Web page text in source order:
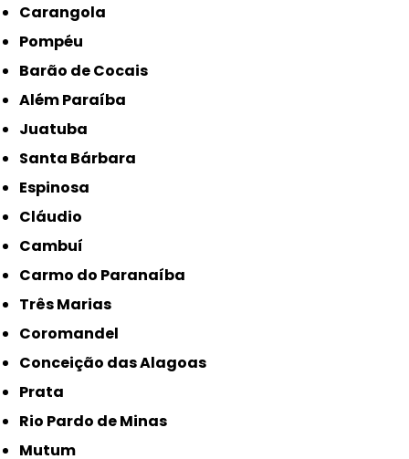
Carangola
Pompéu
Barão de Cocais
Além Paraíba
Juatuba
Santa Bárbara
Espinosa
Cláudio
Cambuí
Carmo do Paranaíba
Três Marias
Coromandel
Conceição das Alagoas
Prata
Rio Pardo de Minas
Mutum